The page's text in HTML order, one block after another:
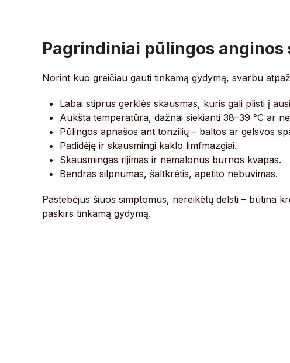
Pagrindiniai pūlingos anginos
Norint kuo greičiau gauti tinkamą gydymą, svarbu
Labai stiprus gerklės skausmas, kuris gali plisti į
Aukšta temperatūra, dažnai siekianti 38–39 °C ar
Pūlingos apnašos ant tonzilių – baltos ar gelsvos
Padidėję ir skausmingi kaklo limfmazgiai.
Skausmingas rijimas ir nemalonus burnos kvapas.
Bendras silpnumas, šaltkrėtis, apetito nebuvimas.
Pastebėjus šiuos simptomus, nereikėtų delsti – būtina
paskirs tinkamą gydymą.